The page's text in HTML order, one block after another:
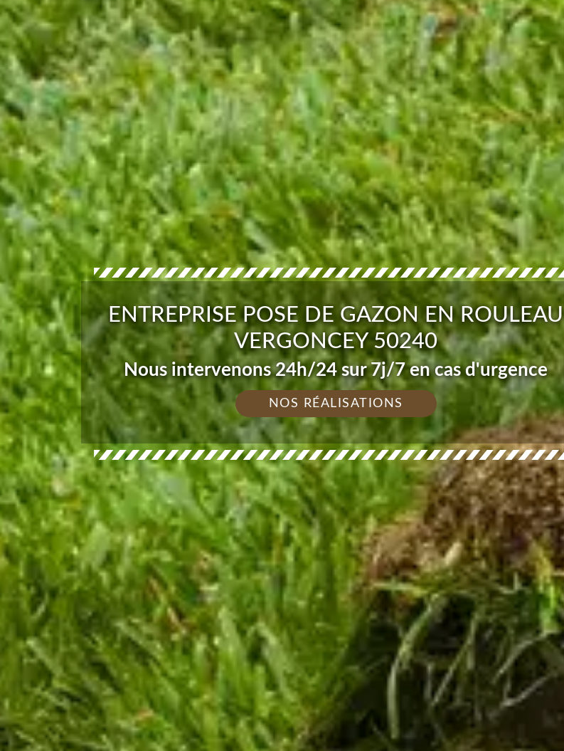
ENTREPRISE POSE DE GAZON EN ROULEAU
VERGONCEY 50240
Nous intervenons 24h/24 sur 7j/7 en cas d'urgence
NOS RÉALISATIONS